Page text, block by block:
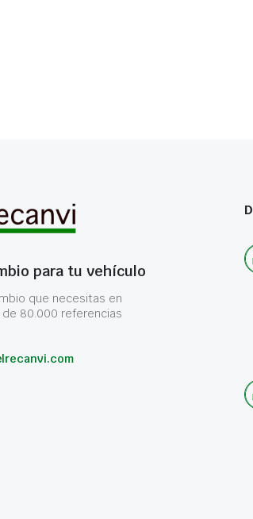
para tu vehículo
que necesitas en
de 80.000 referencias